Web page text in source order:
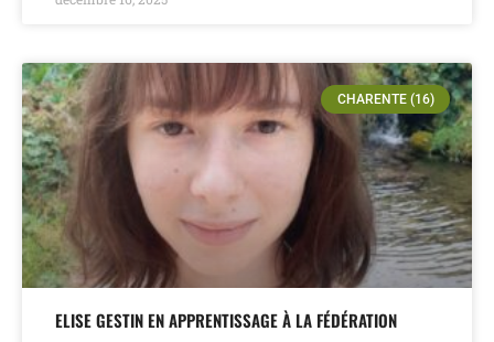
CHARENTE (16)
ELISE GESTIN EN APPRENTISSAGE À LA FÉDÉRATION